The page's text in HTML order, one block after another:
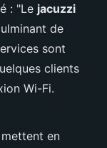
: "Le jacuzzi
de
sont
clients
Wi-Fi.
mettent en